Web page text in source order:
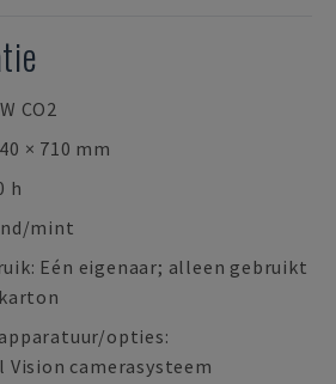
CO2
× 710 mm
h
mint
Eén eigenaar; alleen gebruikt
opties:
camerasysteem